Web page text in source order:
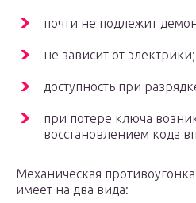
почти не подлежит
не зависит от электрики;
доступность при
при потере ключа
восстановлением кода
Механическая
имеет на два вида: